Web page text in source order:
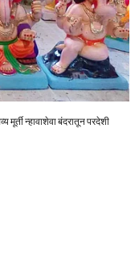
न्हावाशेवा बंदरातून परदेशी